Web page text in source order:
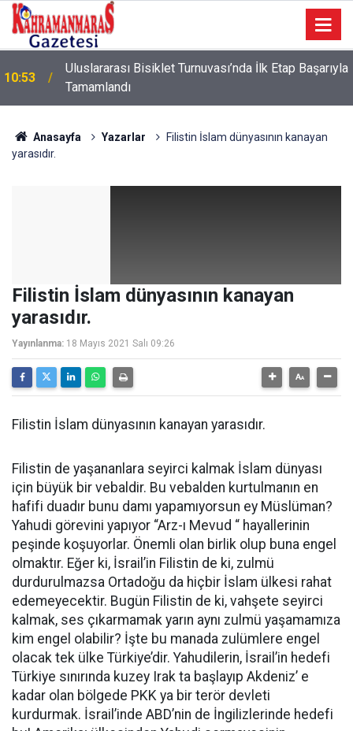
10:09 Sonumuz Yakın mı?
Anasayfa Yazarlar
Filistin İslam dünyasının kanayan
yarasıdır.
Filistin İslam dünyasının kanayan
yarasıdır.
Yayınlanma: 18 Mayıs 2021 Salı 09:26
Filistin İslam dünyasının kanayan yarasıdır.
Filistin de yaşananlara seyirci kalmak İslam dünyası
için büyük bir vebaldir. Bu vebalden kurtulmanın en
hafifi duadır bunu damı yapamıyorsun ey Müslüman?
Yahudi görevini yapıyor “Arz-ı Mevud “ hayallerinin
peşinde koşuyorlar. Önemli olan birlik olup buna engel
olmaktır. Eğer ki, İsrail’in Filistin de ki, zulmü
durdurulmazsa Ortadoğu da hiçbir İslam ülkesi rahat
edemeyecektir. Bugün Filistin de ki, vahşete seyirci
kalmak, ses çıkarmamak yarın aynı zulmü yaşamamıza
kim engel olabilir? İşte bu manada zulümlere engel
olacak tek ülke Türkiye’dir. Yahudilerin, İsrail’in hedefi
Türkiye sınırında kuzey Irak ta başlayıp Akdeniz’ e
kadar olan bölgede PKK ya bir terör devleti
kurdurmak. İsrail’inde ABD’nin de İngilizlerinde hedefi